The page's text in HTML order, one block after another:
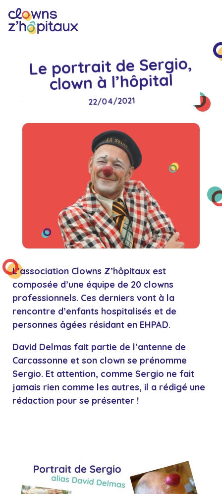
Le portrait de Sergio,
clown à l’hôpital
22/04/2021
L’association Clowns Z’hôpitaux est
composée d’une équipe de 20 clowns
professionnels. Ces derniers vont à la
rencontre d’enfants hospitalisés et de
personnes âgées résidant en EHPAD.
David Delmas fait partie de l’antenne de
Carcassonne et son clown se prénomme
Sergio. Et attention, comme Sergio ne fait
jamais rien comme les autres, il a rédigé une
rédaction pour se présenter !